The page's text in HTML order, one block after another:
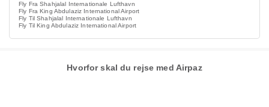
Fly Fra Shahjalal Internationale Lufthavn
Fly Fra King Abdulaziz International Airport
Fly Til Shahjalal Internationale Lufthavn
Fly Til King Abdulaziz International Airport
Hvorfor skal du rejse med Airpaz